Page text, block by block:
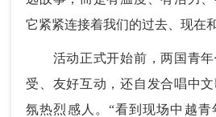
它紧紧连接着我们的过去、现在
活动正式开始前，两国青年
受、友好互动，还自发合唱中
氛热烈感人。“看到现场中越